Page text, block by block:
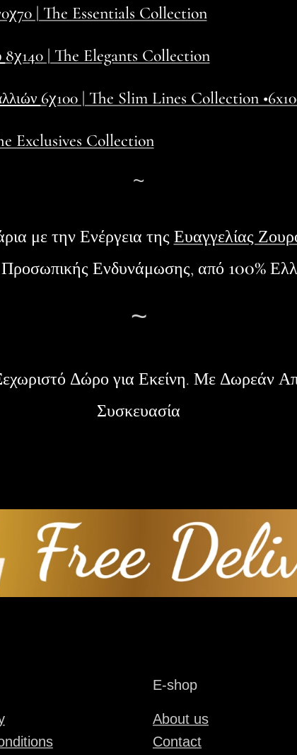
| The Essentials Collection
8χ140 | The Elegants Collection
6χ100 | The Slim Lines Collection
Exclusives Collection
~
με την Ενέργεια της Ευαγγελίας
Ενδυνάμωσης, από 100%
~
Δώρο για Εκείνη. Με Δωρεάν
Συσκευασία
E-shop
About us
Contact